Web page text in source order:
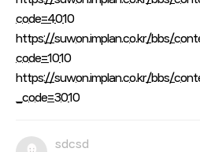
code=4010
https://suwon.implan.co.kr/bbs/
code=1010
https://suwon.implan.co.kr/bbs/
_code=3010
sdcsd